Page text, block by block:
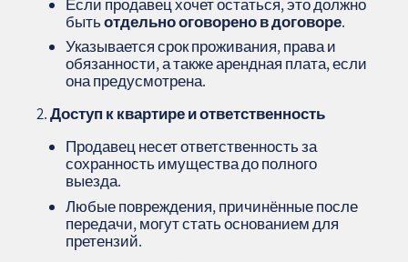
Если продавец хочет остаться, это должно
бытьотдельно оговорено в договоре.
Указывается срок проживания, права и
обязанности, а также арендная плата, если
она предусмотрена.
Доступ к квартире и ответственность
Продавец несет ответственность за
сохранность имущества до полного
выезда.
Любые повреждения, причинённые после
передачи, могут стать основанием для
претензий.